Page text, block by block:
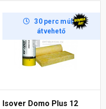
30 perc múlva
átvehető
Isover Domo Plus 12